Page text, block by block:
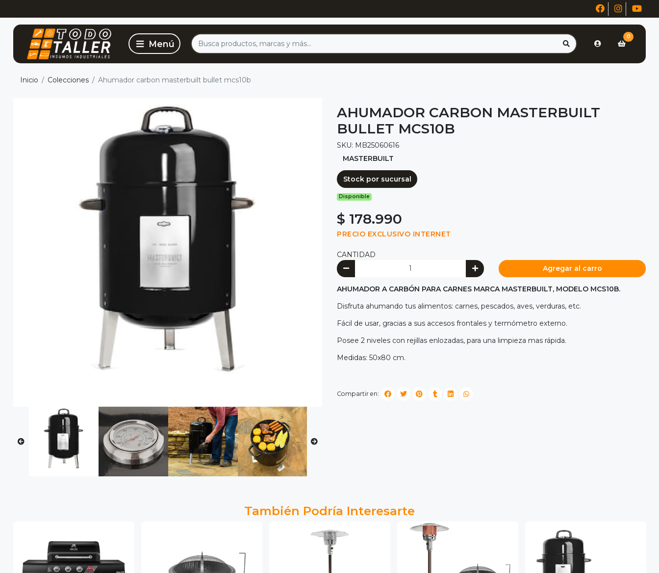
0
Inicio Colecciones Ahumador carbon masterbuilt bullet mcs10b
AHUMADOR CARBON MASTERBUILT
BULLET MCS10B
SKU: MB25060616
MASTERBUILT
Stock por sucursal
Disponible
$ 178.990
PRECIO EXCLUSIVO INTERNET
CANTIDAD
Agregar al carro
AHUMADOR A CARBÓN PARA CARNES MARCA MASTERBUILT, MODELO MCS10B.
Disfruta ahumando tus alimentos: carnes, pescados, aves, verduras, etc.
Fácil de usar, gracias a sus accesos frontales y termómetro externo.
Posee 2 niveles con rejillas enlozadas, para una limpieza mas rápida.
Medidas: 50x80 cm.
Compartir en:
También Podría Interesarte